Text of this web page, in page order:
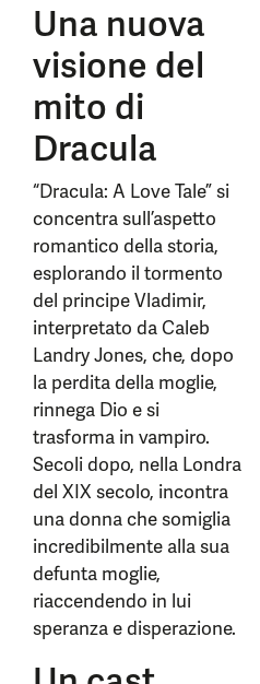
Una nuova
visione del
mito di
Dracula
“Dracula: A Love Tale” si
concentra sull’aspetto
romantico della storia,
esplorando il tormento
del principe Vladimir,
interpretato da Caleb
Landry Jones, che, dopo
la perdita della moglie,
rinnega Dio e si
trasforma in vampiro.
Secoli dopo, nella Londra
del XIX secolo, incontra
una donna che somiglia
incredibilmente alla sua
defunta moglie,
riaccendendo in lui
speranza e disperazione.